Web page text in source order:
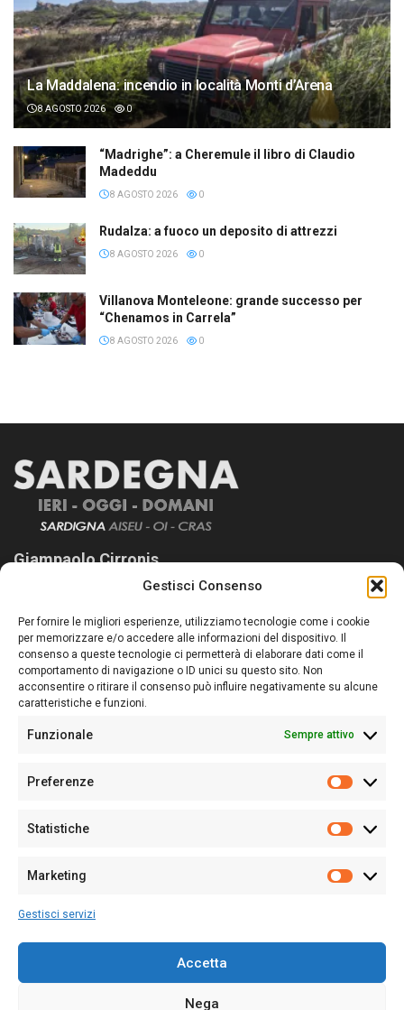
Gestisci Consenso
Per fornire le migliori esperienze, utilizziamo tecnologie come i cookie
per memorizzare e/o accedere alle informazioni del dispositivo. Il
consenso a queste tecnologie ci permetterà di elaborare dati come il
comportamento di navigazione o ID unici su questo sito. Non
acconsentire o ritirare il consenso può influire negativamente su alcune
caratteristiche e funzioni.
Funzionale Sempre attivo
Preferenze
Statistiche
Marketing
Gestisci servizi
Accetta
Nega
La Maddalena: incendio in località Monti d’Arena
8 AGOSTO 2026 0
“Madrighe”: a Cheremule il libro di Claudio
Madeddu
8 AGOSTO 2026 0
Rudalza: a fuoco un deposito di attrezzi
8 AGOSTO 2026 0
Villanova Monteleone: grande successo per
“Chenamos in Carrela”
8 AGOSTO 2026 0
Giampaolo Cirronis
Sardegna Ieri-Oggi-Domani nasce per informare “liberamente” i
lettori su quanto accade in Sardegna, con un occhio rivolto al
nostro passato e, soprattutto, al nostro futuro
Follow Us
Sede:Via Cristoforo Colombo 09013 Carbonia
Partita IVA02270380922
128/2020 del 10/02/2020
Per la Pubblicità: